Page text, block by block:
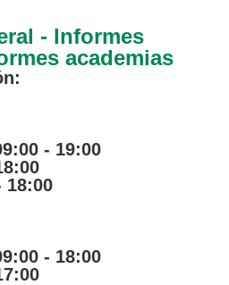
- Informes
academias
- 19:00
18:00
- 18:00